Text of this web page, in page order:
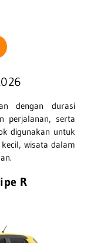
dengan durasi
perjalanan, serta
digunakan untuk
wisata dalam
R